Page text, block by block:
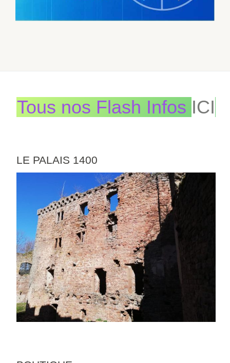
Tous nos Flash Infos ICI
LE PALAIS 1400